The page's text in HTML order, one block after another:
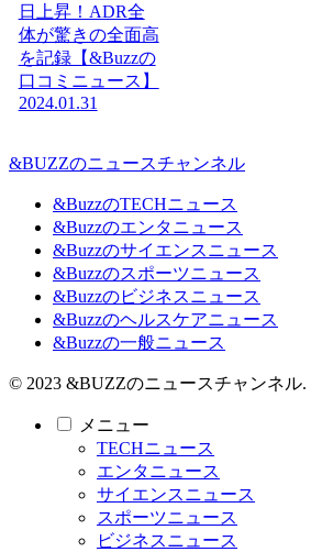
日上昇！ADR全
体が驚きの全面高
を記録【&Buzzの
口コミニュース】
2024.01.31
&BUZZのニュースチャンネル
&BuzzのTECHニュース
&Buzzのエンタニュース
&Buzzのサイエンスニュース
&Buzzのスポーツニュース
&Buzzのビジネスニュース
&Buzzのヘルスケアニュース
&Buzzの一般ニュース
© 2023 &BUZZのニュースチャンネル.
メニュー
TECHニュース
エンタニュース
サイエンスニュース
スポーツニュース
ビジネスニュース